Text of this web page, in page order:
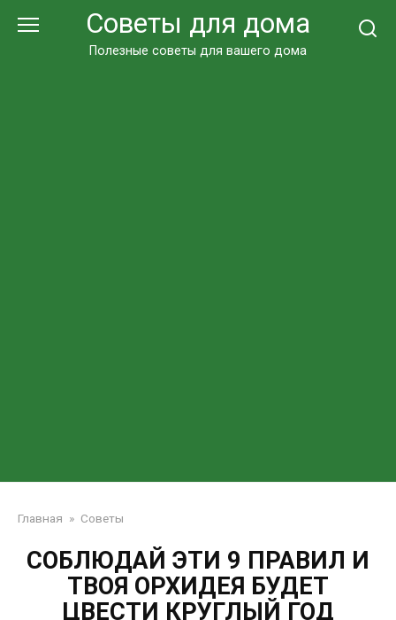
Советы для дома
Полезные советы для вашего дома
Главная » Советы
СОБЛЮДАЙ ЭТИ 9 ПРАВИЛ И
ТВОЯ ОРХИДЕЯ БУДЕТ
ЦВЕСТИ КРУГЛЫЙ ГОД